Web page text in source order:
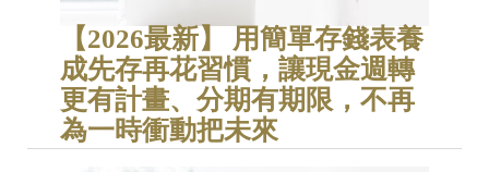
【2026最新】 用簡單存錢表養
成先存再花習慣，讓現金週轉
更有計畫、分期有期限，不再
為一時衝動把未來